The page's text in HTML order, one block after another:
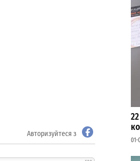
Авторизуйтеся з
01-